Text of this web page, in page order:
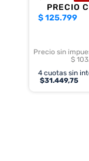
PRECIO
$125.799
Precio sin
$
4 cuotas sin
$31.449,75